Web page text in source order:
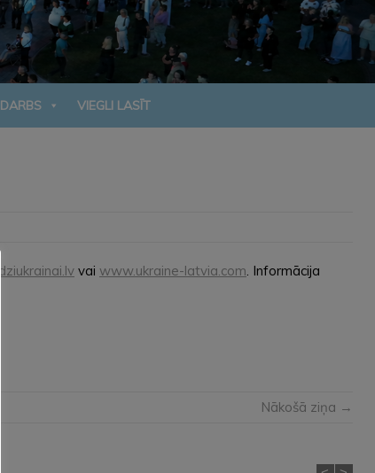
DARBS VIEGLI LASĪT
vai www.ukraine-latvia.com. Informācija
Nākošā ziņa →